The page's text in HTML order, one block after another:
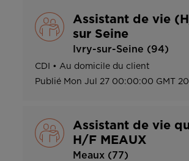
Assistant de vie
sur Seine
Ivry-sur-Seine (94)
CDI • Au domicile du client
Publié Mon Jul 27 00:00:00 GMT
Assistant de vie
H/F MEAUX
Meaux (77)